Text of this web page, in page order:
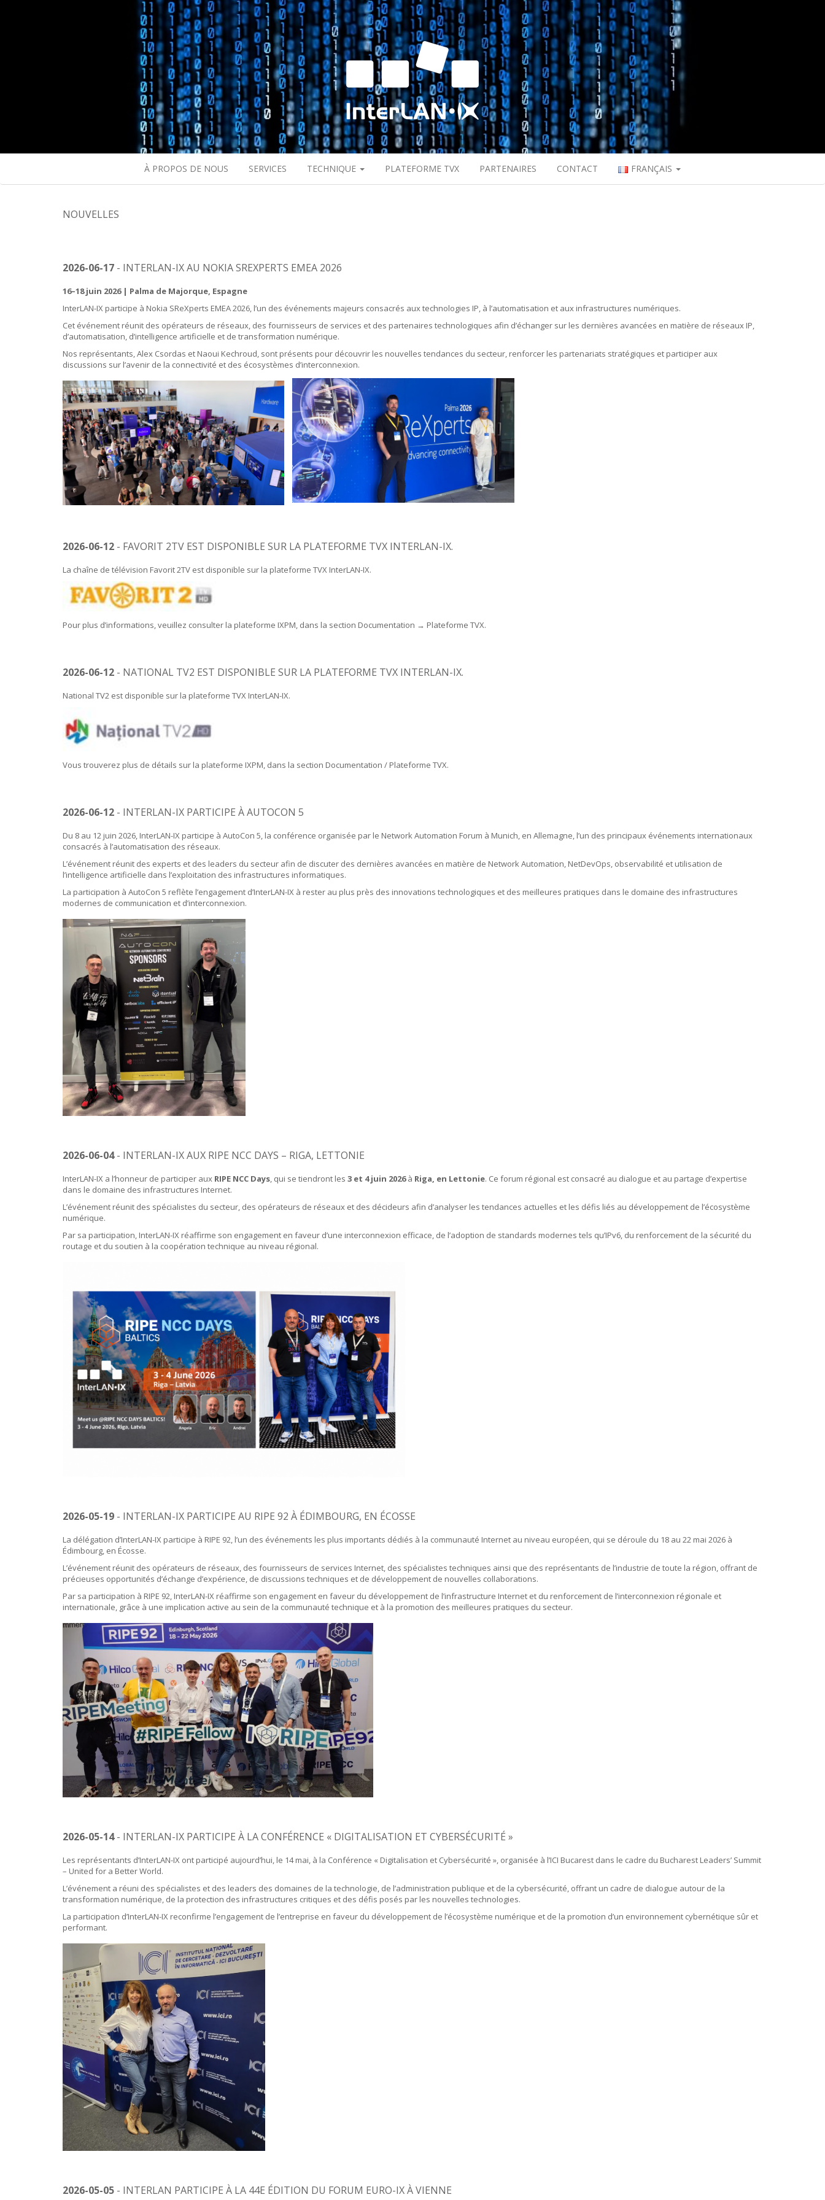
The Largest Romanian Interconnection Platform
À PROPOS DE NOUS SERVICES TECHNIQUE PLATEFORME TVX PARTENAIRES CONTACT FRANÇAIS
NOUVELLES
2026-06-17 - INTERLAN-IX AU NOKIA SREXPERTS EMEA 2026
16–18 juin 2026 | Palma de Majorque, Espagne
InterLAN-IX participe à Nokia SReXperts EMEA 2026, l’un des événements majeurs consacrés aux technologies IP, à l’automatisation et aux infrastructures numériques.
Cet événement réunit des opérateurs de réseaux, des fournisseurs de services et des partenaires technologiques afin d’échanger sur les dernières avancées en matière de réseaux IP,
d’automatisation, d’intelligence artificielle et de transformation numérique.
Nos représentants, Alex Csordas et Naoui Kechroud, sont présents pour découvrir les nouvelles tendances du secteur, renforcer les partenariats stratégiques et participer aux
discussions sur l’avenir de la connectivité et des écosystèmes d’interconnexion.
2026-06-12 - FAVORIT 2TV EST DISPONIBLE SUR LA PLATEFORME TVX INTERLAN-IX.
La chaîne de télévision Favorit 2TV est disponible sur la plateforme TVX InterLAN-IX.
Pour plus d’informations, veuillez consulter la plateforme IXPM, dans la section Documentation → Plateforme TVX.
2026-06-12 - NATIONAL TV2 EST DISPONIBLE SUR LA PLATEFORME TVX INTERLAN-IX.
National TV2 est disponible sur la plateforme TVX InterLAN-IX.
Vous trouverez plus de détails sur la plateforme IXPM, dans la section Documentation / Plateforme TVX.
2026-06-12 - INTERLAN-IX PARTICIPE À AUTOCON 5
Du 8 au 12 juin 2026, InterLAN-IX participe à AutoCon 5, la conférence organisée par le Network Automation Forum à Munich, en Allemagne, l’un des principaux événements internationaux
consacrés à l’automatisation des réseaux.
L’événement réunit des experts et des leaders du secteur afin de discuter des dernières avancées en matière de Network Automation, NetDevOps, observabilité et utilisation de
l’intelligence artificielle dans l’exploitation des infrastructures informatiques.
La participation à AutoCon 5 reflète l’engagement d’InterLAN-IX à rester au plus près des innovations technologiques et des meilleures pratiques dans le domaine des infrastructures
modernes de communication et d’interconnexion.
2026-06-04- INTERLAN-IX AUX RIPE NCC DAYS – RIGA, LETTONIE
InterLAN-IX a l’honneur de participer aux RIPE NCC Days, qui se tiendront les 3 et 4 juin 2026à Riga, en Lettonie. Ce forum régional est consacré au dialogue et au partage d’expertise
dans le domaine des infrastructures Internet.
L’événement réunit des spécialistes du secteur, des opérateurs de réseaux et des décideurs afin d’analyser les tendances actuelles et les défis liés au développement de l’écosystème
numérique.
Par sa participation, InterLAN-IX réaffirme son engagement en faveur d’une interconnexion efficace, de l’adoption de standards modernes tels qu’IPv6, du renforcement de la sécurité du
routage et du soutien à la coopération technique au niveau régional.
2026-05-19 - INTERLAN-IX PARTICIPE AU RIPE 92 À ÉDIMBOURG, EN ÉCOSSE
La délégation d’InterLAN-IX participe à RIPE 92, l’un des événements les plus importants dédiés à la communauté Internet au niveau européen, qui se déroule du 18 au 22 mai 2026 à
Édimbourg, en Écosse.
L’événement réunit des opérateurs de réseaux, des fournisseurs de services Internet, des spécialistes techniques ainsi que des représentants de l’industrie de toute la région, offrant de
précieuses opportunités d’échange d’expérience, de discussions techniques et de développement de nouvelles collaborations.
Par sa participation à RIPE 92, InterLAN-IX réaffirme son engagement en faveur du développement de l’infrastructure Internet et du renforcement de l’interconnexion régionale et
internationale, grâce à une implication active au sein de la communauté technique et à la promotion des meilleures pratiques du secteur.
2026-05-14- INTERLAN-IX PARTICIPE À LA CONFÉRENCE « DIGITALISATION ET CYBERSÉCURITÉ »
Les représentants d’InterLAN-IX ont participé aujourd’hui, le 14 mai, à la Conférence « Digitalisation et Cybersécurité », organisée à l’ICI Bucarest dans le cadre du Bucharest Leaders’ Summit
– United for a Better World.
L’événement a réuni des spécialistes et des leaders des domaines de la technologie, de l’administration publique et de la cybersécurité, offrant un cadre de dialogue autour de la
transformation numérique, de la protection des infrastructures critiques et des défis posés par les nouvelles technologies.
La participation d’InterLAN-IX reconfirme l’engagement de l’entreprise en faveur du développement de l’écosystème numérique et de la promotion d’un environnement cybernétique sûr et
performant.
2026-05-05 - INTERLAN PARTICIPE À LA 44E ÉDITION DU FORUM EURO-IX À VIENNE